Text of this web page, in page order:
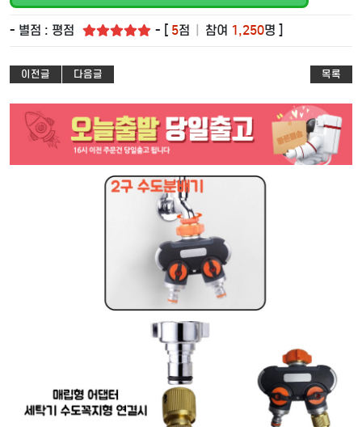
- 별점 : 평점 - [ 5점 참여 1,250명 ]
이전글 다음글 목록